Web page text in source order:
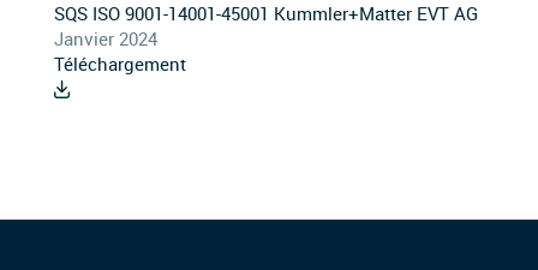
SQS ISO 9001-14001-45001 Kummler+Matter EVT AG
Janvier 2024
Téléchargement